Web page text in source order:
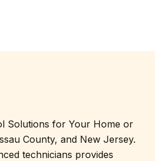
Solutions for Your Home or
County, and New Jersey.
technicians provides